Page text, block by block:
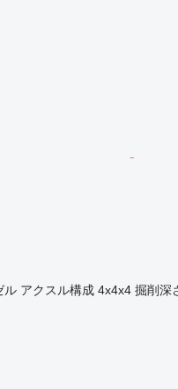
ル アクスル構成 4x4x4 掘削深